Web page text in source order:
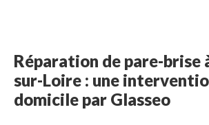
Réparation de pare-brise
sur-Loire : une
domicile par Glasseo